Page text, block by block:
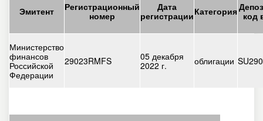
Эмитент
Регистрационный
номер
Дата
регистрацииКатегория код
Министерство
финансов
Российской
Федерации
29023RMFS
05 декабря
2022 г.
облигации